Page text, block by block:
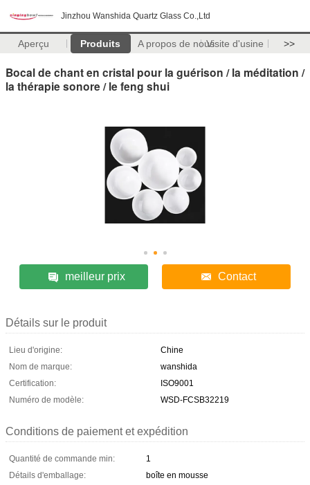
Jinzhou Wanshida Quartz Glass Co.,Ltd
Aperçu Produits A propos de nousVisite d'usine >>
Bocal de chant en cristal pour la guérison / la méditation /
la thérapie sonore / le feng shui
meilleur prix Contact
Détails sur le produit
Lieu d'origine:
Chine
Nom de marque:
wanshida
Certification:
ISO9001
Numéro de modèle:
WSD-FCSB32219
Conditions de paiement et expédition
Quantité de commande min:
1
Détails d'emballage:
boîte en mousse